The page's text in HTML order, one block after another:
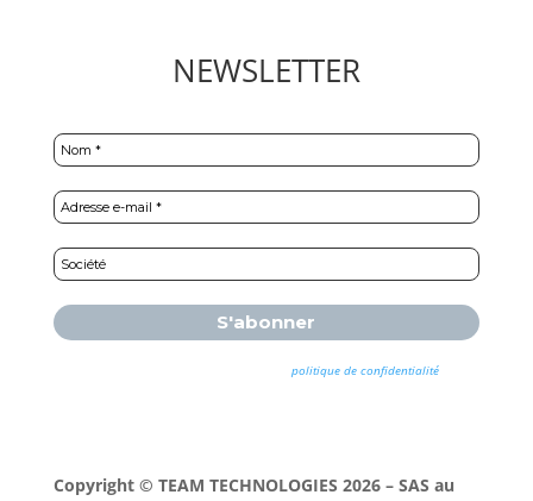
NEWSLETTER
politique de confidentialitépour
plus d’informations.
Copyright © TEAM TECHNOLOGIES 2026 – SAS au